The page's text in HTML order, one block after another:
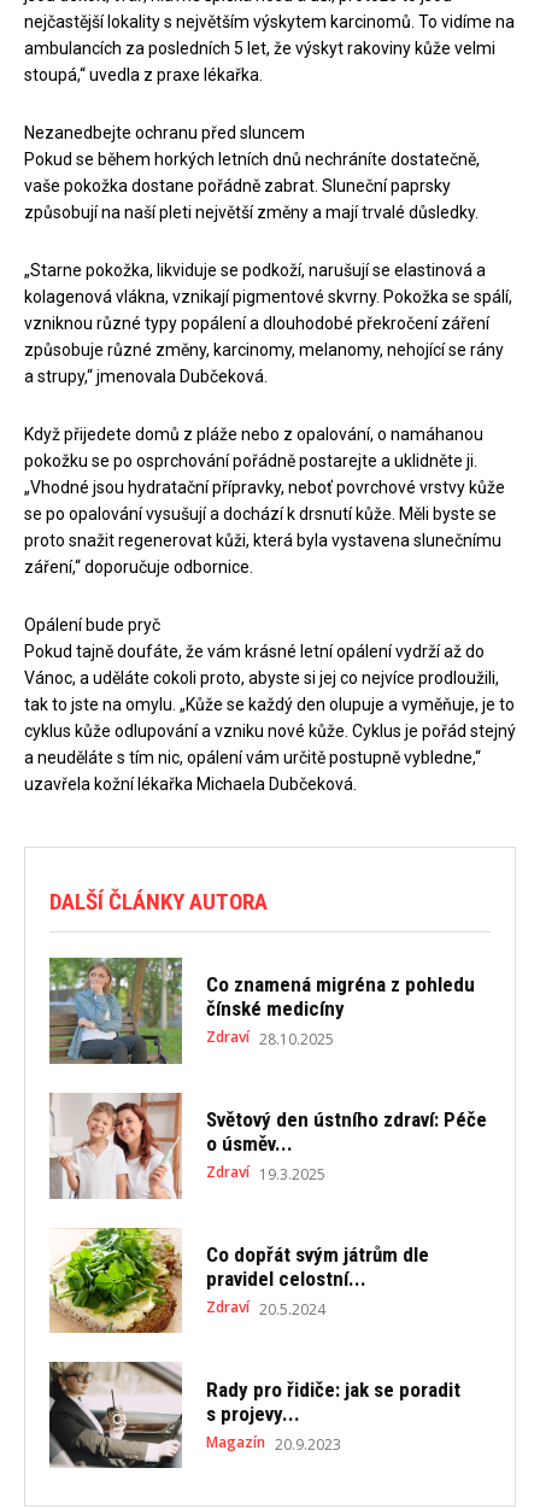
nejčastější lokality s největším výskytem karcinomů. To vidíme na
ambulancích za posledních 5 let, že výskyt rakoviny kůže velmi
stoupá,“ uvedla z praxe lékařka.
Nezanedbejte ochranu před sluncem
Pokud se během horkých letních dnů nechráníte dostatečně,
vaše pokožka dostane pořádně zabrat. Sluneční paprsky
způsobují na naší pleti největší změny a mají trvalé důsledky.
„Starne pokožka, likviduje se podkoží, narušují se elastinová a
kolagenová vlákna, vznikají pigmentové skvrny. Pokožka se spálí,
vzniknou různé typy popálení a dlouhodobé překročení záření
způsobuje různé změny, karcinomy, melanomy, nehojící se rány
a strupy,“ jmenovala Dubčeková.
Když přijedete domů z pláže nebo z opalování, o namáhanou
pokožku se po osprchování pořádně postarejte a uklidněte ji.
„Vhodné jsou hydratační přípravky, neboť povrchové vrstvy kůže
se po opalování vysušují a dochází k drsnutí kůže. Měli byste se
proto snažit regenerovat kůži, která byla vystavena slunečnímu
záření,“ doporučuje odbornice.
Opálení bude pryč
Pokud tajně doufáte, že vám krásné letní opálení vydrží až do
Vánoc, a uděláte cokoli proto, abyste si jej co nejvíce prodloužili,
tak to jste na omylu. „Kůže se každý den olupuje a vyměňuje, je to
cyklus kůže odlupování a vzniku nové kůže. Cyklus je pořád stejný
a neuděláte s tím nic, opálení vám určitě postupně vybledne,“
uzavřela kožní lékařka Michaela Dubčeková.
DALŠÍ ČLÁNKY AUTORA
Co znamená migréna z pohledu
čínské medicíny
Zdraví 28.10.2025
Světový den ústního zdraví: Péče
o úsměv...
Zdraví 19.3.2025
Co dopřát svým játrům dle
pravidel celostní...
Zdraví 20.5.2024
Rady pro řidiče: jak se poradit
s projevy...
Magazín 20.9.2023